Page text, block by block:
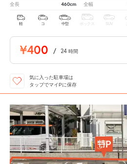
全長 460cm 全幅
軽 コ 中型 ボックス SUV
¥400 / 24 時間
気に入った駐車場は
タップでマイPに保存